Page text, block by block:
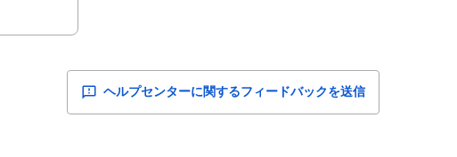
ヘルプセンターに関するフィードバックを送信